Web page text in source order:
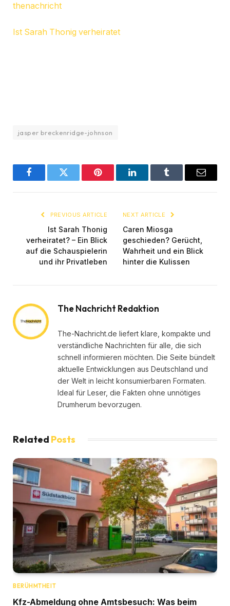
thenachricht
Ist Sarah Thonig verheiratet
jasper breckenridge-johnson
FacebookTwitter Pinterest LinkedInTumblr Email
PREVIOUS ARTICLE
Ist Sarah Thonig
verheiratet? – Ein Blick
auf die Schauspielerin
und ihr Privatleben
NEXT ARTICLE
Caren Miosga
geschieden? Gerücht,
Wahrheit und ein Blick
hinter die Kulissen
The Nachricht Redaktion
The-Nachricht.de liefert klare, kompakte und
verständliche Nachrichten für alle, die sich
schnell informieren möchten. Die Seite bündelt
aktuelle Entwicklungen aus Deutschland und
der Welt in leicht konsumierbaren Formaten.
Ideal für Leser, die Fakten ohne unnötiges
Drumherum bevorzugen.
Related Posts
BERÜHMTHEIT
Kfz-Abmeldung ohne Amtsbesuch: Was beim